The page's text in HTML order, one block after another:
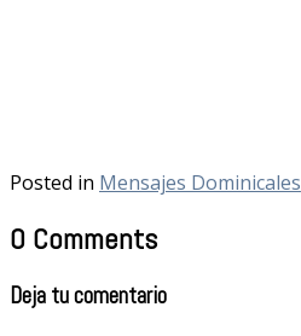
Posted in Mensajes Dominicales
0 Comments
Deja tu comentario